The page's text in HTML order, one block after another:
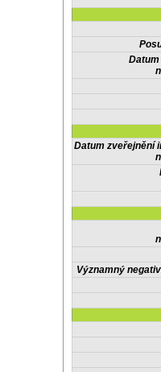
Datum zveřejnění
Významný